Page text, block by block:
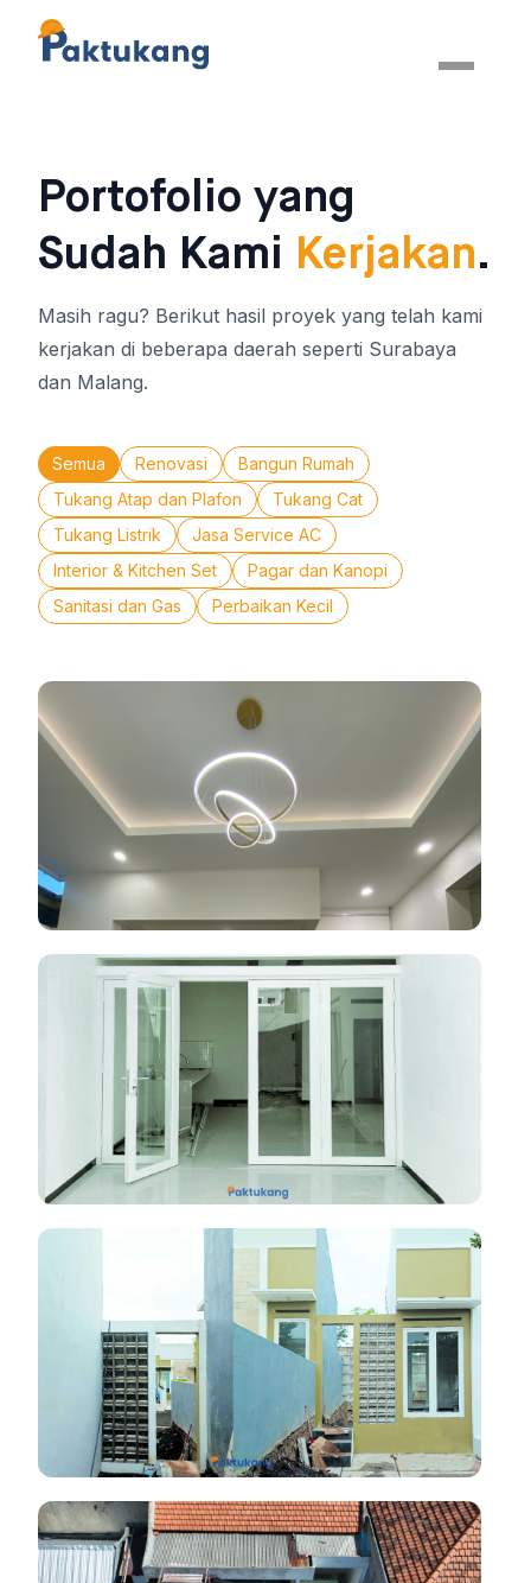
Portofolio yang
Sudah Kami Kerjakan.
Masih ragu? Berikut hasil proyek yang telah kami
kerjakan di beberapa daerah seperti Surabaya
dan Malang.
Semua Renovasi
Bangun Rumah
Tukang Atap dan Plafon
Tukang Cat
Tukang Listrik
Jasa Service AC
Interior & Kitchen Set
Pagar dan Kanopi
Sanitasi dan Gas
Perbaikan Kecil